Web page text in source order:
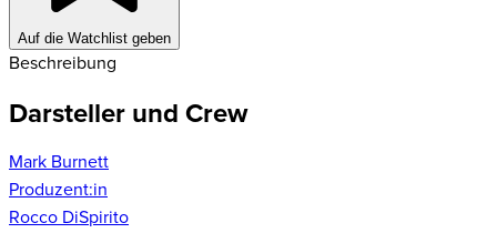
Auf die Watchlist geben
Beschreibung
Darsteller und Crew
Mark Burnett
Produzent:in
Rocco DiSpirito